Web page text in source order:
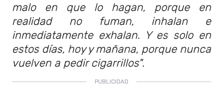
malo en que lo hagan, porque en
realidad no fuman, inhalan e
inmediatamente exhalan. Y es solo en
estos días, hoy y mañana, porque nunca
vuelven a pedir cigarrillos".